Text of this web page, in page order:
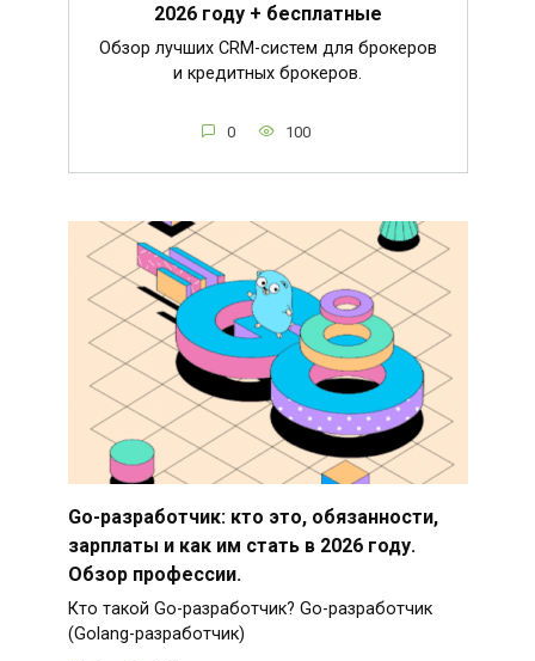
2026 году + бесплатные
Обзор лучших CRM-систем для брокеров
и кредитных брокеров.
0 100
Go-разработчик: кто это, обязанности,
зарплаты и как им стать в 2026 году.
Обзор профессии.
Кто такой Go-разработчик? Go-разработчик
(Golang-разработчик)